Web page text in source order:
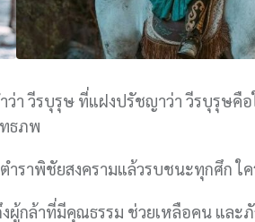
า วีรบุรุษ ที่แฝงปรัชญาว่า วีรบุรุษคื
ธภพ
ราพิชัยสงครามแล้วรบชนะทุกศึก ใ
ผู้กล้าที่มีคุณธรรม ช่วยเหลือคน และ